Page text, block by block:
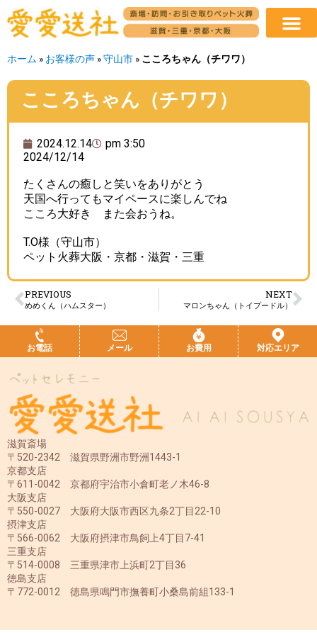
ホーム » お客様の声 »守山市 » こころちゃん（チワワ）
こころちゃん（チワワ）
2024.12.14
pm 3:50
2024/12/14
たくさんの癒しと笑いをありがとう
天国へ行ってもマイペースに楽しんでね
こころ大好き また会おうね。
T.O様（守山市）
ペット火葬大阪・京都・滋賀・三重
PREVIOUS
めめくん（ハムスター）
NEXT
マロンちゃん（トイプードル）
お電話 メール お費用 対応エリア
滋賀斎場
〒520-2342 滋賀県野洲市野洲1443-1
京都支店
〒611-0042 京都府宇治市小倉町老ノ木46-8
大阪支店
〒550-0027 大阪府大阪市西区九条2丁目22-10
摂津支店
〒566-0062 大阪府摂津市鳥飼上4丁目7-41
三重支店
〒514-0008 三重県津市上浜町2丁目36
徳島支店
〒772-0012 徳島県鳴門市撫養町小桑島前組133-1